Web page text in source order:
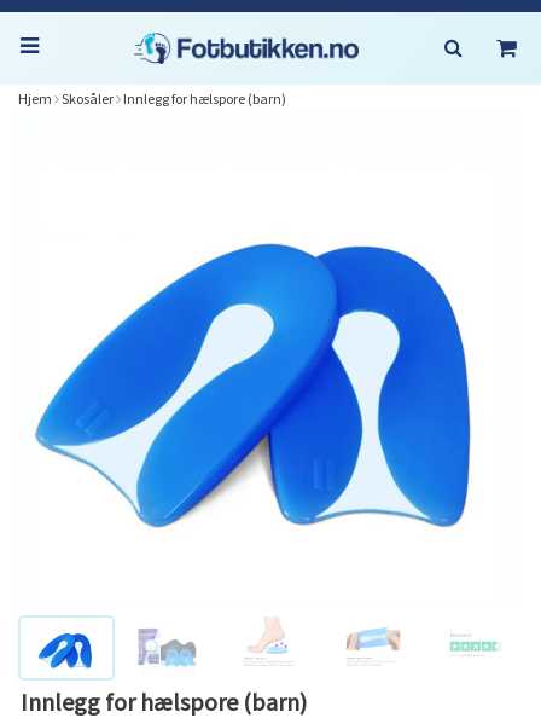
Hjem Skosåler Innlegg for hælspore (barn)
Innlegg for hælspore (barn)